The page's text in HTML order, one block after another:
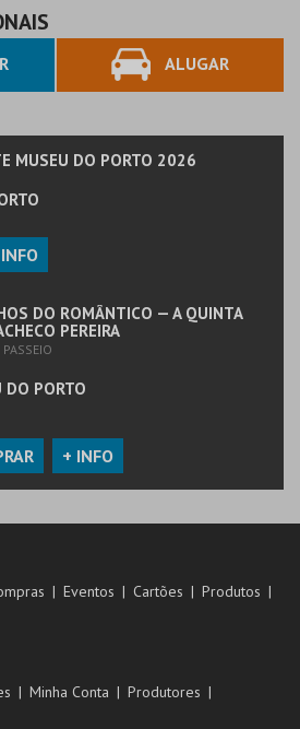
ALUGAR
MUSEU DO PORTO 2026
DO ROMÂNTICO — A QUINTA
PEREIRA
DO PORTO
+ INFO
Eventos Cartões
Produtos
Minha Conta
Produtores